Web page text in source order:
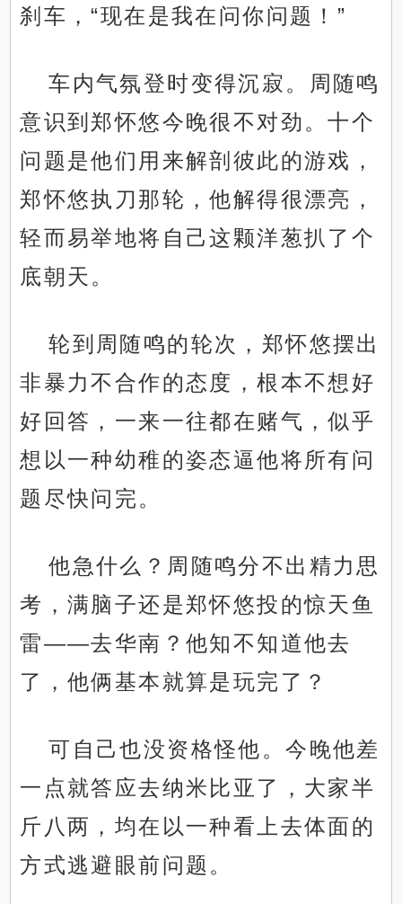
刹车，“现在是我在问你问题！”
车内气氛登时变得沉寂。周随鸣
意识到郑怀悠今晚很不对劲。十个
问题是他们用来解剖彼此的游戏，
郑怀悠执刀那轮，他解得很漂亮，
轻而易举地将自己这颗洋葱扒了个
底朝天。
轮到周随鸣的轮次，郑怀悠摆出
非暴力不合作的态度，根本不想好
好回答，一来一往都在赌气，似乎
想以一种幼稚的姿态逼他将所有问
题尽快问完。
他急什么？周随鸣分不出精力思
考，满脑子还是郑怀悠投的惊天鱼
雷——去华南？他知不知道他去
了，他俩基本就算是玩完了？
可自己也没资格怪他。今晚他差
一点就答应去纳米比亚了，大家半
斤八两，均在以一种看上去体面的
方式逃避眼前问题。